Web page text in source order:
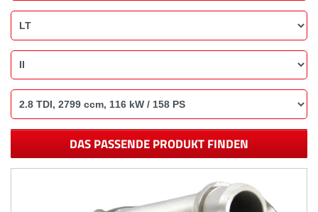
DAS PASSENDE PRODUKT FINDEN